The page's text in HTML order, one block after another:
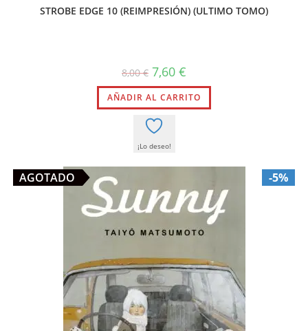
STROBE EDGE 10 (REIMPRESIÓN) (ULTIMO TOMO)
8,00€ El
precio
original
era:
8,00 €.
7,60 €
actual
es:
7,60 €.
AÑADIR AL CARRITO
¡Lo deseo!
-5%
AGOTADO